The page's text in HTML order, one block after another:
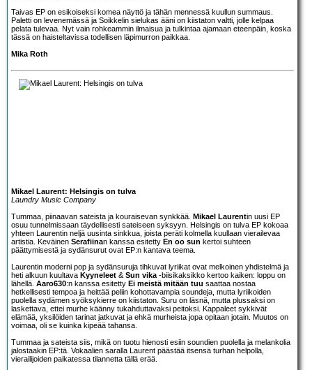
Taivas EP on esikoiseksi komea näyttö ja tähän mennessä kuullun summaus.
Paletti on levenemässä ja Soikkelin sielukas ääni on kiistaton valtti, jolle kelpaa
pelata tulevaa. Nyt vain rohkeammin ilmaisua ja tulkintaa ajamaan eteenpäin, koska
tässä on haisteltavissa todellisen läpimurron paikkaa.
Mika Roth
Mikael Laurent: Helsingis on tulva
Laundry Music Company
Tummaa, piinaavan sateista ja kouraisevan synkkää. Mikael Laurentin uusi EP
osuu tunnelmissaan täydellisesti sateiseen syksyyn. Helsingis on tulva EP kokoaa
yhteen Laurentin neljä uusinta sinkkua, joista peräti kolmella kuullaan vierailevaa
artistia. Keväinen Serafiinan kanssa esitetty En oo sun kertoi suhteen
päättymisestä ja sydänsurut ovat EP:n kantava teema.
Laurentin moderni pop ja sydänsuruja tihkuvat lyriikat ovat melkoinen yhdistelmä ja
heti alkuun kuultava Kyyneleet & Sun vika -biisikaksikko kertoo kaiken: loppu on
lähellä. Aaro630:n kanssa esitetty Ei meistä mitään tuu saattaa nostaa
hetkellisesti tempoa ja heittää peliin kohottavampia soundeja, mutta lyriikoiden
puolella sydämen syöksykierre on kiistaton. Suru on läsnä, mutta plussaksi on
laskettava, ettei murhe käänny tukahduttavaksi peitoksi. Kappaleet sykkivät
elämää, yksilöiden tarinat jatkuvat ja ehkä murheista jopa opitaan jotain. Muutos on
voimaa, oli se kuinka kipeää tahansa.
Tummaa ja sateista siis, mikä on tuotu hienosti esiin soundien puolella ja melankolia
jalostaakin EP:tä. Vokaalien saralla Laurent päästää itsensä turhan helpolla,
vierailijoiden paikatessa tilannetta tällä erää.